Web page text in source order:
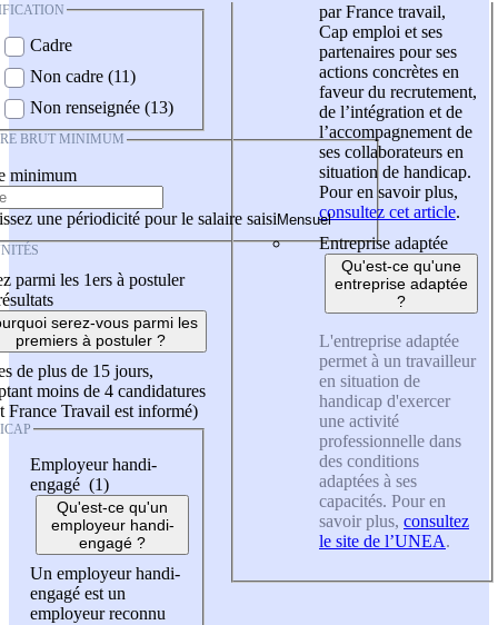
Cadre
Non cadre (11)
Non renseignée (13)
BRUT MINIMUM
minimum
une périodicité pour le salaire saisi
parmi les 1ers à postuler
serez-vous parmi les
premiers à postuler ?
de plus de 15 jours,
moins de 4 candidatures
France Travail est informé)
Employeur handi-
engagé (1)
Qu'est-ce qu'un
employeur handi-
engagé ?
Un employeur handi-
engagé est un
employeur reconnu
par France travail,
Cap emploi et ses
partenaires pour ses
actions concrètes en
faveur du recrutement,
de l’intégration et de
l’accompagnement de
ses collaborateurs en
situation de handicap.
Pour en savoir plus,
consultez cet article.
Entreprise adaptée
Qu'est-ce qu'une
entreprise adaptée
?
L'entreprise adaptée
permet à un travailleur
en situation de
handicap d'exercer
une activité
professionnelle dans
des conditions
adaptées à ses
capacités. Pour en
savoir plus, consultez
le site de l’UNEA.